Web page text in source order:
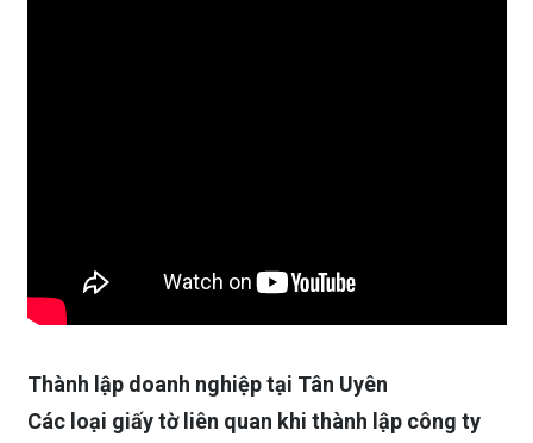
Thành lập doanh nghiệp tại Tân Uyên
Các loại giấy tờ liên quan khi thành lập công ty